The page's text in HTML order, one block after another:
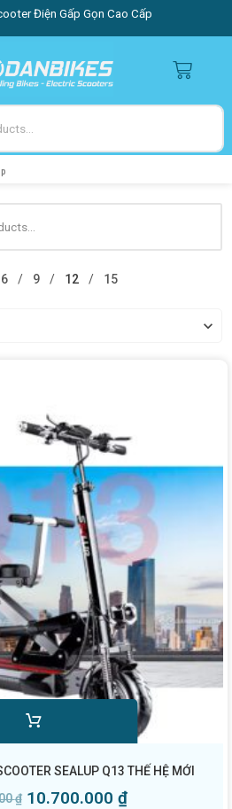
Điện Gấp Gọn Cao Cấp
6 9 12 15
SEALUP Q13 THẾ HỆ MỚI
₫ 10.700.000 ₫